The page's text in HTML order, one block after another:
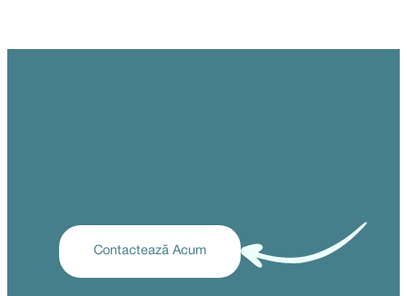
Contactează Acum